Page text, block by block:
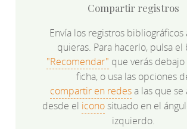
Compartir registros
Envía los registros bibliográficos
quieras. Para hacerlo, pulsa el
"Recomendar" que verás
ficha, o usa las opciones
compartir en redesa las que se
desde el iconosituado en el
izquierdo.